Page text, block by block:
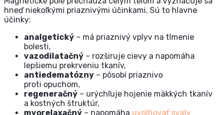
hneď niekoľkými priaznivými účinkami. Sú to hlavne
účinky:
analgetický – má priaznivý vplyv na tlmenie
bolesti,
vazodilatačný – rozširuje cievy a napomáha
lepšiemu prekrveniu tkanív,
antiedematózny – pôsobí priaznivo
proti opuchom,
regeneračný – urýchľuje hojenie mäkkých tkanív
a kostných štruktúr,
myorelaxačný – napomáha uvoľňovať svaly